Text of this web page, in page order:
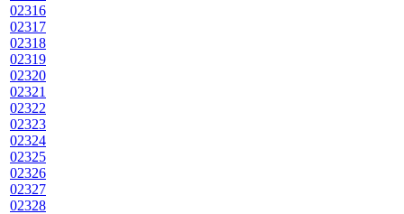
02316
02317
02318
02319
02320
02321
02322
02323
02324
02325
02326
02327
02328